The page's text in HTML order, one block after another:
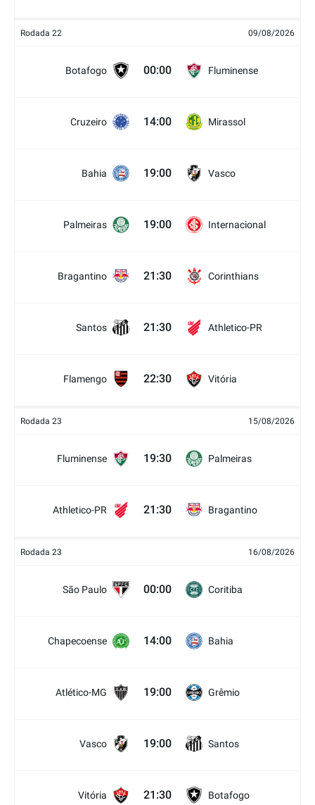
Rodada 22 09/08/2026
Botafogo 00:00 Fluminense
Cruzeiro 14:00 Mirassol
Bahia 19:00 Vasco
Palmeiras 19:00 Internacional
Bragantino 21:30 Corinthians
Santos 21:30 Athletico-PR
Flamengo 22:30 Vitória
Rodada 23 15/08/2026
Fluminense 19:30 Palmeiras
Athletico-PR 21:30 Bragantino
Rodada 23 16/08/2026
São Paulo 00:00 Coritiba
Chapecoense 14:00 Bahia
Atlético-MG 19:00 Grêmio
Vasco 19:00 Santos
Vitória 21:30 Botafogo